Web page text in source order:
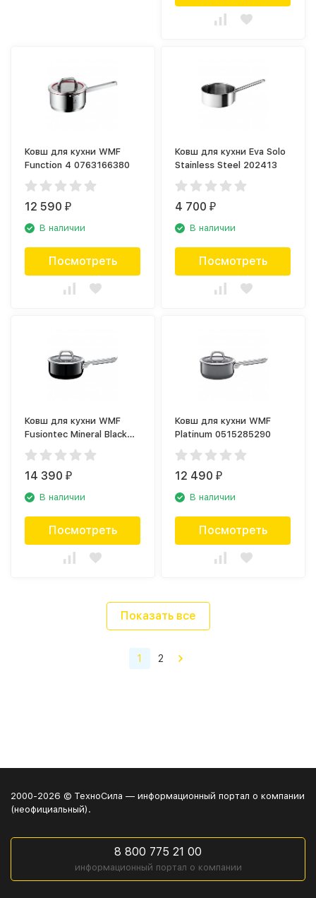
Ковш для кухни WMF
Function 4 0763166380
12 590₽
В наличии
Посмотреть
Ковш для кухни Eva Solo
Stainless Steel 202413
4 700₽
В наличии
Посмотреть
Ковш для кухни WMF
Fusiontec Mineral Black
0515255290
14 390₽
В наличии
Посмотреть
Ковш для кухни WMF
Platinum 0515285290
12 490₽
В наличии
Посмотреть
Показать все
1 2
2000-2026 © ТехноСила — информационный портал о компании
(неофициальный).
8 800 775 21 00
информационный портал о компании